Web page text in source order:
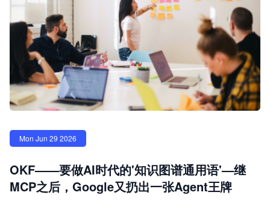
Mon Jun 29 2026
OKF——要做AI时代的'知识图谱通用语'—继
MCP之后，Google又扔出一张Agent王牌